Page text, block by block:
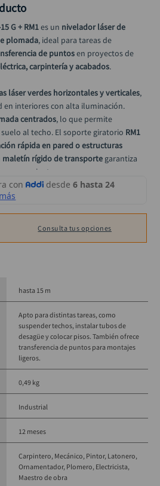
G + RM1 es un nivelador láser de
plomada, ideal para tareas de
de puntos en proyectos de
carpintería y acabados.
láser verdes horizontales y verticales,
en interiores con alta iluminación.
centrados, lo que permite
al techo. El soporte giratorio RM1
rápida en pared o estructuras
maletín rígido de transporte garantiza
nivelación
con seguridad, y roscas de
aseguran compatibilidad con trípodes
y robusto lo convierte en una
(línea y puntos de plomada)
Hasta 50 m
Hasta 15 m (líneas), 10 m (puntos)
±0,3 mm/m
hasta ±4°
AA (1,5V)
Consulta tus opciones
hasta 15 m
Apto para distintas tareas, como
suspender techos, instalar tubos de
desagüe y colocar pisos. También ofrece
transferencia de puntos para montajes
ligeros.
0,49 kg
Industrial
12 meses
Carpintero Mecánico Pintor Latonero
Ornamentador Plomero Electricista
Maestro de obra